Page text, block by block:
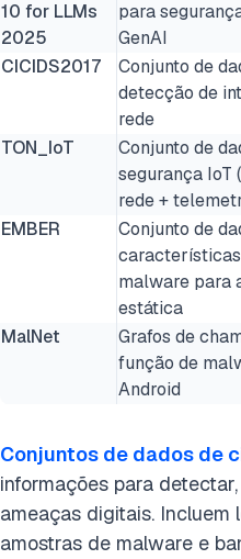
10 for LLMs
2025
para
GenAI
CICIDS2017
Conjunto de
detecção de
rede
TON_IoT
Conjunto de
segurança IoT
rede +
EMBER
Conjunto de
malware para
estática
MalNet
Grafos de
função de
Android
Conjuntos de dados de
informações para
ameaças digitais.
amostras de malware e